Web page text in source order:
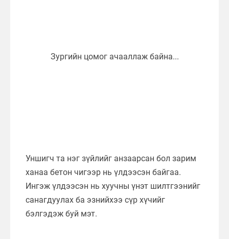
Уншигч та нэг зүйлийг анзаарсан бол зарим
ханаа бетон чигээр нь үлдээсэн байгаа.
Ингэж үлдээсэн нь хуучны үнэт шилтгээнийг
санагдуулах ба эзнийхээ сүр хүчийг
бэлгэдэж буй мэт.